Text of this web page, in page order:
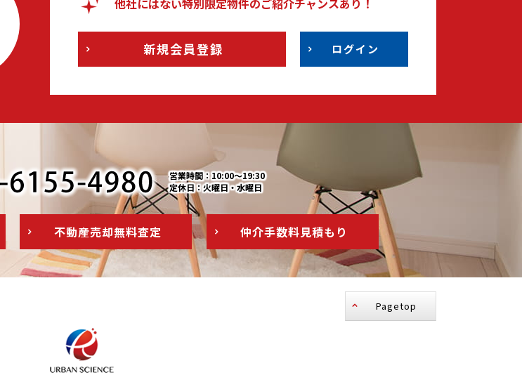
他社にはない特別限定物件のご紹介チャンスあり！
新規会員登録 ログイン
営業時間：10:00～19:30
定休日：火曜日・水曜日
不動産売却無料査定 仲介手数料見積もり
Pagetop